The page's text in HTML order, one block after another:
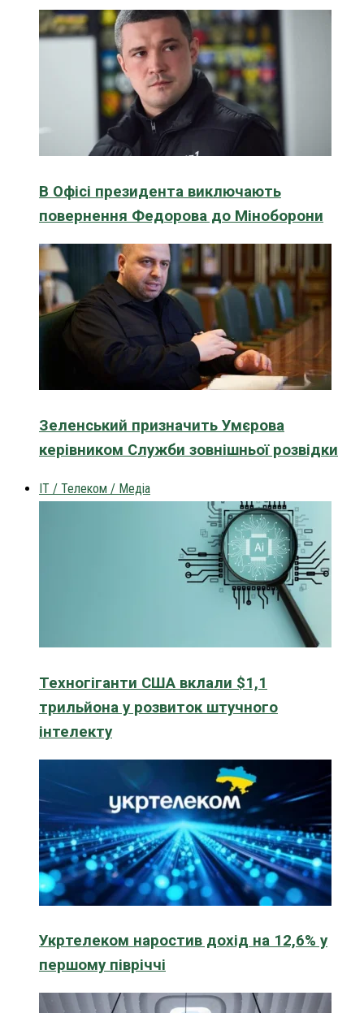
В Офісі президента виключають
повернення Федорова до Міноборони
Зеленський призначить Умєрова
керівником Служби зовнішньої розвідки
IT / Телеком / Медіа
Техногіганти США вклали $1,1
трильйона у розвиток штучного
інтелекту
Укртелеком наростив дохід на 12,6% у
першому півріччі